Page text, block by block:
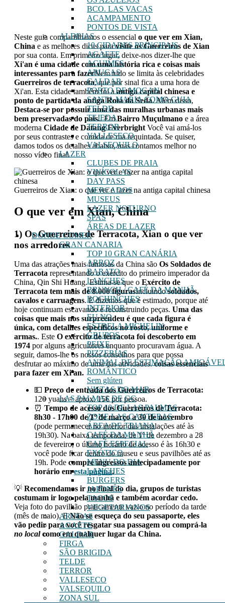
BCO. LAS VACAS
ACAMPAMENTO
PONTOS DE VISTA
ALDEIAS
10 CIDADES PRINCIPAIS
AGAETE
AGUIMES
ARUCAS
GALDAR
PORTO DE MOGAN
SANTA MARIA COMO GUIA
TELDE
TEJEDA
TERROR
VALLESECO
VALSEQUILO
LAZER
CLUBES DE PRAIA
VINÍCOLAS
DAY PASS
MERCADOS
MUSEUS
LAZER NOTURNO
SPAS
ÁREAS DE LAZER
DONDE COMER
GRAN CANARIA
TOP 10 GRAN CANÁRIA
ARROZ
BARATO
LANCHES
BRUNCH / CAFÉ DA MANHÃ
BOCHINCHES
INTERIOR
EU NO
ESTRELA MICHELIN
GRUPOS
PEIXE
PIZZERIAS
ANIMAL DE ESTIMAÇÃO
ROMÂNTICO
Sem glúten
VISTAS DO MAR
LAS PALMAS DE GC
TOP 10 DE LAS PALMAS
ZONE LAS CANTERAS
ÁREA DE TRIANA
CAFÉ DA MANHÃ
CAFÉ ESPECIAL
EXÓTICO
MENU DO DIA
LANCHES
BURGERS
JAPONÊS
TACOS
VEGETARIANOS
ARUCAS
AGAETE
GALDAR
FIRGA
SÃO BRIGIDA
TELDE
TERROR
VALLESECO
VALSEQUILO
ZONA SUL
Neste guia compartilhamos o essencial o que ver em Xian,
China e as melhores dicas paravisite os Guerreiros de Xian
por sua conta. Em primeiro lugar, deixe-nos dizer-lhe que
Xi'an é uma cidade com uma história rica e coisas mais
interessantes para fazerNem tudo se limita às celebridades
Guerreiros de terracota, que por sinal fica a uma hora de
Xi'an. Esta cidade também foi aantiga capital chinesa e
ponto de partida da antiga Rota da Seda. Além disso,
Destaca-se por possuir uma das muralhas urbanas mais
bem preservadas do país.. EmBairro Muçulmano e a área
moderna Cidade de Datang Everbright Você vai amá-los
por seus contrastes e comida de rua requintada. Se quiser,
damos todos os detalhes abaixo, mas contamos melhor no
nosso vídeo final.
Guerreiros de Xian: o que ver e fazer na antiga capital chinesa
O que ver em Xian, China
1) Os Guerreiros de Terracota, Xian o que ver
nos arredores
Uma das atrações mais famosas da China são Os Soldados de
Terracota representando o exército do primeiro imperador da
China, Qin Shi Huang. Estima-se que o Exército de
Terracota tem mais de 8.000 figurasIncluindosoldados,
cavalos e carruagens. E dizemos que é estimado, porque até
hoje continuam escavando e reconstruindo peças. Uma das
coisas que mais nos surpreendeu é que cada figura é
única, com detalhes específicos no rosto, uniforme e
armas.. Este O exército de terracota foi descoberto em
1974 por alguns agricultores enquanto procuravam água. A
seguir, damos-lhe os nossos conselhos para que possa
desfrutar ao máximo de uma das atividades.coisas essenciais
para fazer em Xi'an.
💵 Preço de entrada dos Guerreiros de Terracota:
120 yuans = aprox. 15€ por pessoa.
⏰ Tempo de acesso dos Guerreiros de Terracota:
8h30 - 17h00 de 1º de março a 30 de novembro
(pode permanecer no interior das instalações até às
19h30). Na baixa temporada, de 1º de dezembro a 28
de fevereiro, o último horário de acesso é às 16h30 e
você pode ficar dentro do museu e seus pavilhões até as
19h. Pode compre ingressos antecipadamente por
horário emesta página.
💡 Recomendamos ir no final do dia, grupos de turistas
costumam ir logo pela manhã e também acordar cedo.
Veja foto do pavilhão praticamente vazio no período da tarde
(mês de maio). ENão se esqueça do seu passaporte, eles
vão pedir para você resgatar sua passagem ou comprá-la
no localcomo em qualquer lugar da China.